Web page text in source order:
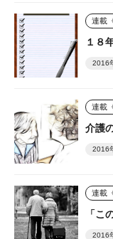
１８
2016
介護
2016
「こ
2016